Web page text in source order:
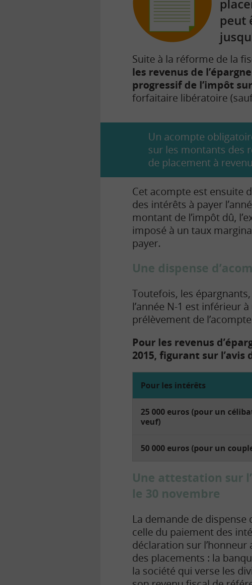
peut
Suite à la réforme de la
les revenus de
progressif de l’impôt
forfaitaire libératoire
Un acompte
sur les montants des
de placement à
Cet acompte est ensuite
des intérêts à payer
montant de l’impôt dû,
imposé à un taux
payer.
Une dispense
Toutefois, les
l’année N-1 est inférieur
prélèvement de
Pour les revenus
2015, figurant sur
Pour les intérêts
25 000 euros (pour un
veuf)
50 000 euros (pour un
Une attestation sur
le 30 novembre
La demande de dispense
celle du paiement des
déclaration sur l’honneur
des placements : la
la société qui verse les